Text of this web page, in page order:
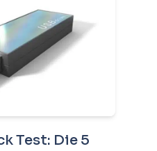
Test: Die 5